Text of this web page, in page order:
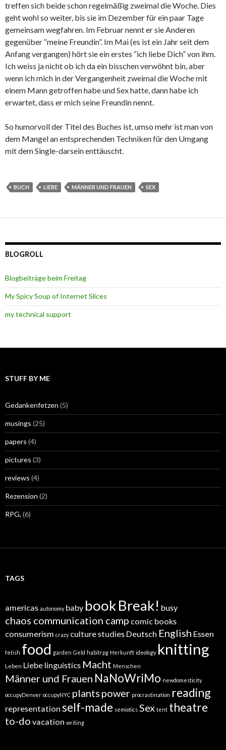
treffen sich beide schon regelmäßig zweimal die Woche. Dies
geht wohl so weiter, bis sie im Dezember für ein paar Tage
gemeinsam wegfahren. Im Februar nennt er sie Anderen
gegenüber “meine Freundin”. Im Mai (es ist ein Jahr seit dem
Anfang vergangen) hört sie ein erstes “ich liebe Dich” von ihm.
Ich weiss ja nicht ob ich da ein bisschen verwöhnt bin, aber
wenn ich mich in der Vergangenheit zweimal die Woche mit
einem Mann getroffen habe und Sex hatte, dann habe ich
erwartet, dass er mich seine Freundin nennt.
So humorvoll der Titel des Buches ist, umso mehr ist man von
dem Mangel an entsprechenden Techniken für den Umgang
mit dem Single-darsein enttäuscht.
BUCH LIEBE MÄNNER UND FRAUEN SEX
BLOGROLL
Blogbeiträge beim Freitag
My Spicy Soup of Internet Slices
my technical support
STUFF BY ME
Gedankenfetzen (5)
musings (25)
papers (4)
pictures (3)
reviews (4)
Rezension (2)
RPG, (6)
TAGS
americas autonomy baby bookBreak! busy
chaos communication camp comic books
consumerism crazy culture studies Deutsch English Essen
fetish food garden Geld habitrpg Herkunft ideology knitting
Leben Liebe linguistics Macht Menschen
Männer und Frauen NaNoWriMo newdomesticity
occupyDenver occupyNYC plants power procrastination reading
representation self-made semiotics Sex tent theatre
to-do vacation writing